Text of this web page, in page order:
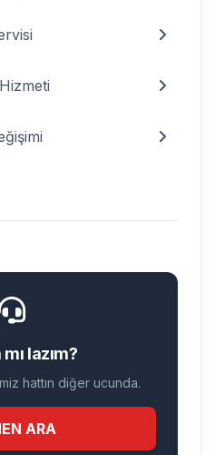
lazım?
hattın diğer ucunda.
ARA